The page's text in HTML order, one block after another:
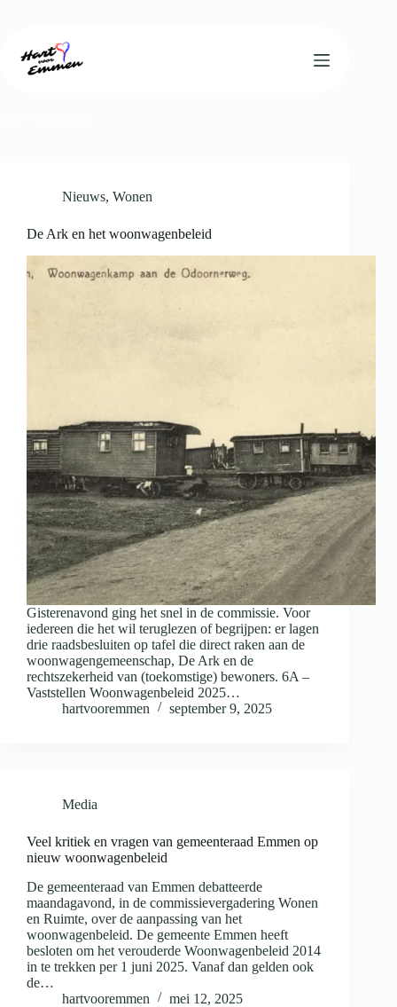
inhoud
Nieuws, Wonen
De Ark en het woonwagenbeleid
Gisterenavond ging het snel in de commissie. Voor
iedereen die het wil teruglezen of begrijpen: er lagen
drie raadsbesluiten op tafel die direct raken aan de
woonwagengemeenschap, De Ark en de
rechtszekerheid van (toekomstige) bewoners. 6A –
Vaststellen Woonwagenbeleid 2025…
hartvooremmen
september 9, 2025
Media
Veel kritiek en vragen van gemeenteraad Emmen op
nieuw woonwagenbeleid
De gemeenteraad van Emmen debatteerde
maandagavond, in de commissievergadering Wonen
en Ruimte, over de aanpassing van het
woonwagenbeleid. De gemeente Emmen heeft
besloten om het verouderde Woonwagenbeleid 2014
in te trekken per 1 juni 2025. Vanaf dan gelden ook
de…
hartvooremmen
mei 12, 2025